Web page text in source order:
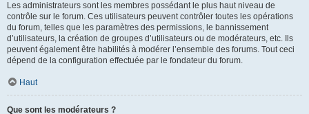
Les administrateurs sont les membres possédant le plus haut niveau de
contrôle sur le forum. Ces utilisateurs peuvent contrôler toutes les opérations
du forum, telles que les paramètres des permissions, le bannissement
d’utilisateurs, la création de groupes d’utilisateurs ou de modérateurs, etc. Ils
peuvent également être habilités à modérer l’ensemble des forums. Tout ceci
dépend de la configuration effectuée par le fondateur du forum.
Haut
Que sont les modérateurs ?